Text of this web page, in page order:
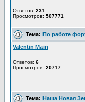
Ответов: 231
Просмотров: 507771
Тема: По работе
Valentin Main
Ответов: 6
Просмотров: 20717
Тема: Наша Новая